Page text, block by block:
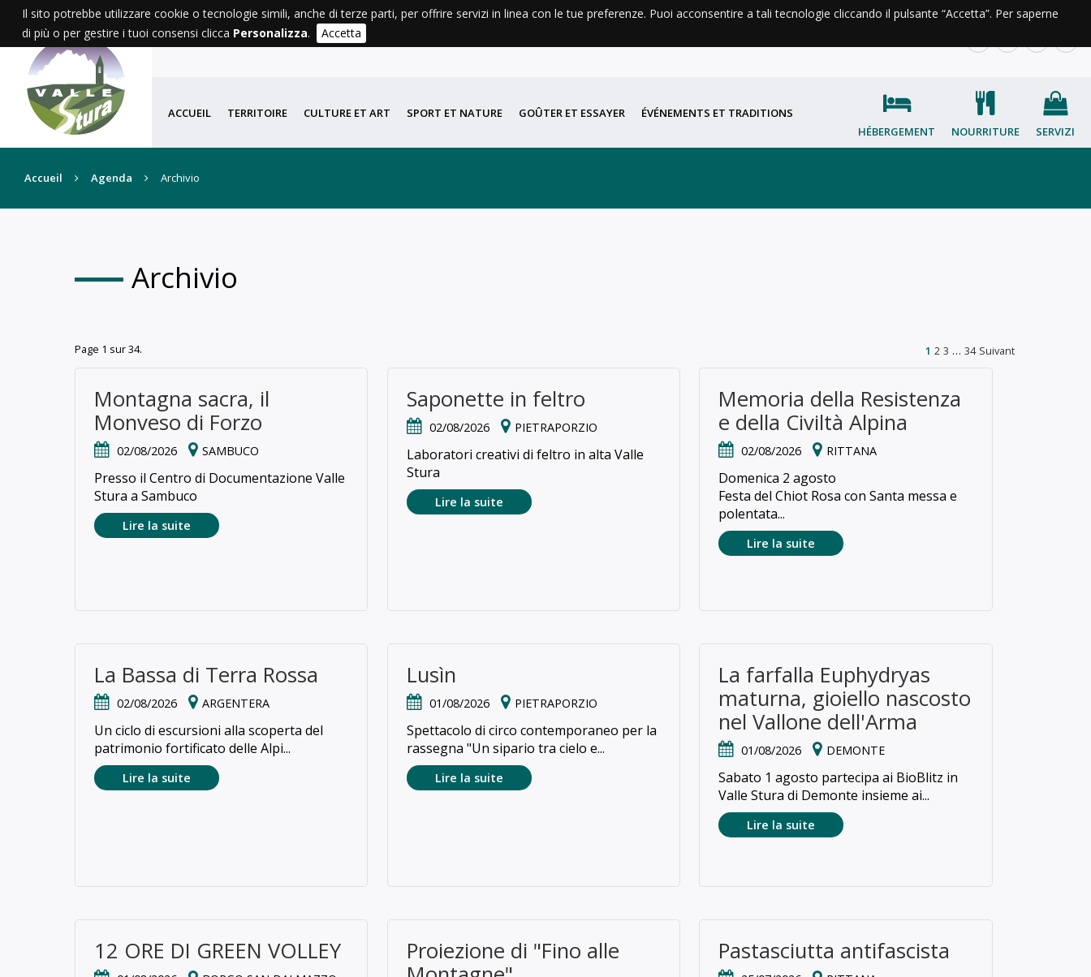
AGENDA
ACCUEIL TERRITOIRE CULTURE ET ART SPORT ET NATURE GOÛTER ET ESSAYER
ÉVÉNEMENTS ET TRADITIONS
HÉBERGEMENT
NOURRITURE SERVIZI
Accueil Agenda Archivio
Archivio
Page 1 sur 34. 1 2 3 … 34 Suivant
Montagna sacra, il
Monveso di Forzo
02/08/2026 SAMBUCO
Presso il Centro di Documentazione Valle
Stura a Sambuco
Lire la suite
Saponette in feltro
02/08/2026 PIETRAPORZIO
Laboratori creativi di feltro in alta Valle
Stura
Lire la suite
Memoria della Resistenza
e della Civiltà Alpina
02/08/2026 RITTANA
Domenica 2 agosto
Festa del Chiot Rosa con Santa messa e
polentata...
Lire la suite
La Bassa di Terra Rossa
02/08/2026 ARGENTERA
Un ciclo di escursioni alla scoperta del
patrimonio fortificato delle Alpi...
Lire la suite
Lusìn
01/08/2026 PIETRAPORZIO
Spettacolo di circo contemporaneo per la
rassegna "Un sipario tra cielo e...
Lire la suite
La farfalla Euphydryas
maturna, gioiello nascosto
nel Vallone dell'Arma
01/08/2026 DEMONTE
Sabato 1 agosto partecipa ai BioBlitz in
Valle Stura di Demonte insieme ai...
Lire la suite
12 ORE DI GREEN VOLLEY
Proiezione di "Fino alle
Pastasciutta antifascista
Il sito potrebbe utilizzare cookie o tecnologie simili, anche di terze parti, per offrire servizi in linea con le tue preferenze. Puoi acconsentire a tali tecnologie cliccando il pulsante “Accetta”. Per saperne
di più o per gestire i tuoi consensi clicca Personalizza. Accetta